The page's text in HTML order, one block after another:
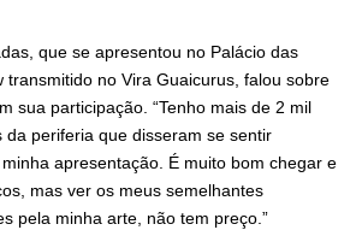
que se apresentou no Palácio das
transmitido no Vira Guaicurus, falou sobre
sua participação. “Tenho mais de 2 mil
da periferia que disseram se sentir
apresentação. É muito bom chegar e
mas ver os meus semelhantes
pela minha arte, não tem preço.”